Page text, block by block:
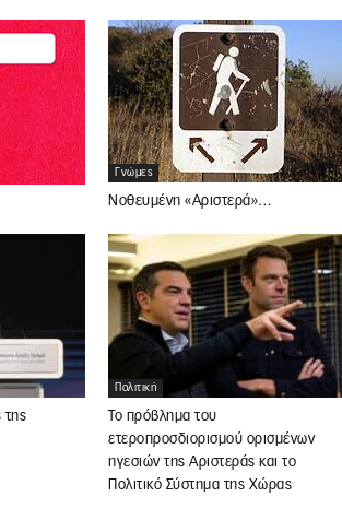
Γνώμες
Νοθευμένη «Αριστερά»…
της
Πολιτική
Το πρόβλημα του
ετεροπροσδιορισμού ορισμένων
ηγεσιών της Αριστεράς και το
Πολιτικό Σύστημα της Χώρας